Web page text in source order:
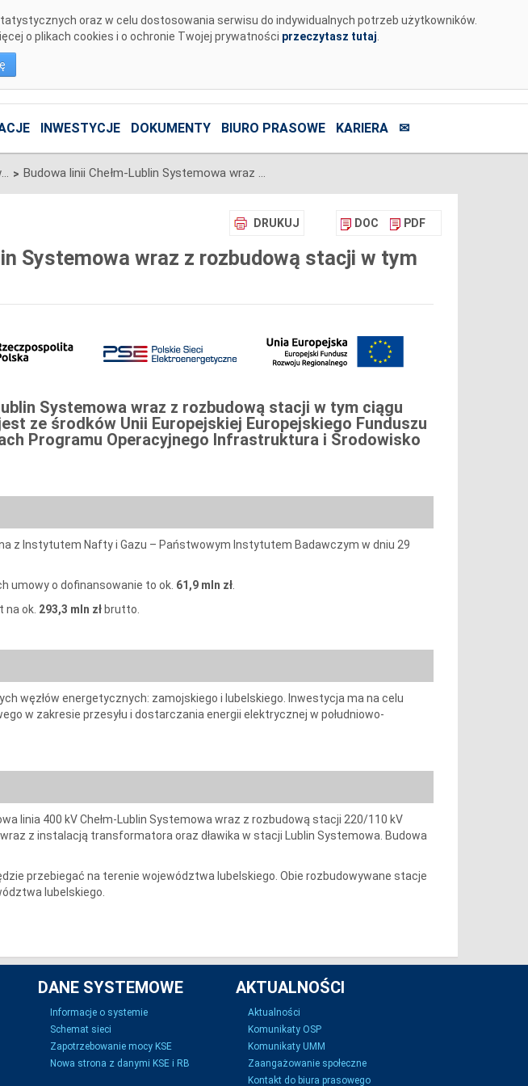
oraz w celu dostosowania serwisu do indywidualnych potrzeb użytkowników.
o plikach cookies i o ochronie Twojej prywatności przeczytasz tutaj
INWESTYCJE DOKUMENTY BIURO PRASOWE KARIERA ✉
Program operacyjny Infrastruktura i Środowisko 2014-2020 > Budowa linii Chełm-Lublin Systemowa wraz z rozbudową stacji w tym ciągu liniowym
DRUKUJ DOC PDF
Systemowa wraz z rozbudową stacji w tym
Systemowa wraz z rozbudową stacji w tym ciągu
ze środków Unii Europejskiej Europejskiego Funduszu
Programu Operacyjnego Infrastruktura i Środowisko
z Instytutem Nafty i Gazu – Państwowym Instytutem Badawczym w dniu 29
umowy o dofinansowanie to ok. 61,9 mln zł.
ok. 293,3 mln złbrutto.
węzłów energetycznych: zamojskiego i lubelskiego. Inwestycja ma na celu
w zakresie przesyłu i dostarczania energii elektrycznej w południowo-
linia 400 kV Chełm-Lublin Systemowa wraz z rozbudową stacji 220/110 kV
z instalacją transformatora oraz dławika w stacji Lublin Systemowa. Budowa
przebiegać na terenie województwa lubelskiego. Obie rozbudowywane stacje
lubelskiego.
DANE SYSTEMOWE
Informacje o systemie
Schemat sieci
Zapotrzebowanie mocy KSE
Nowa strona z danymi KSE i RB
AKTUALNOŚCI
Aktualności
Komunikaty OSP
Komunikaty UMM
Zaangażowanie społeczne
Kontakt do biura prasowego